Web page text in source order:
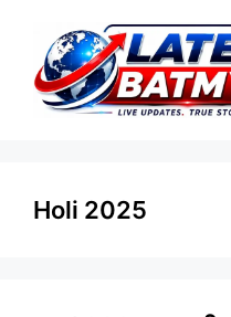
content
Holi 2025